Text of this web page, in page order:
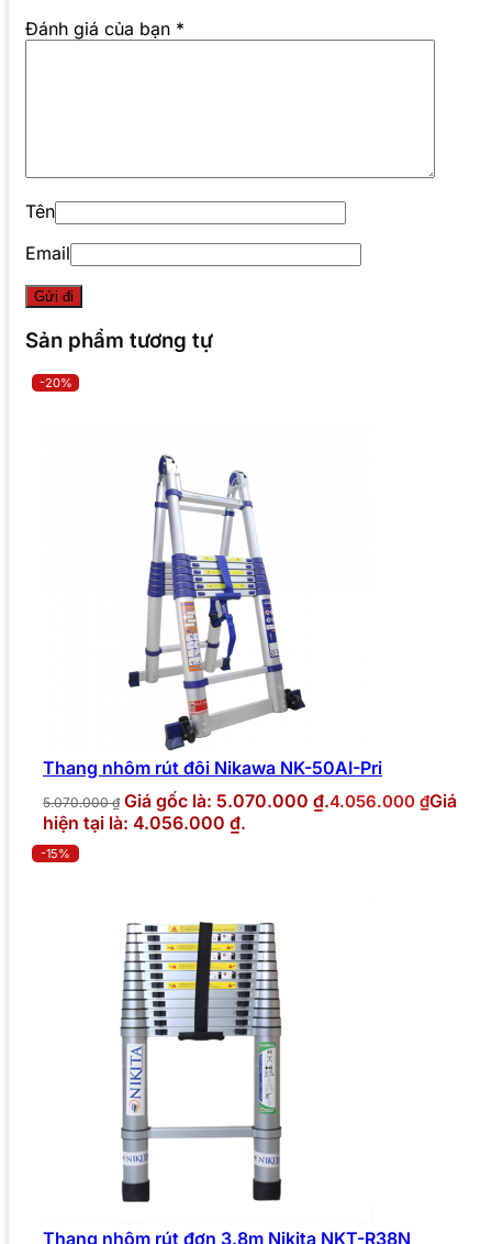
Đánh giá của bạn *
Tên
Email
Sản phẩm tương tự
-20%
Thang nhôm rút đôi Nikawa NK-50AI-Pri
5.070.000₫ Giá gốc là: 5.070.000 ₫.4.056.000 ₫Giá
hiện tại là: 4.056.000 ₫.
-15%
Thang nhôm rút đơn 3.8m Nikita NKT-R38N